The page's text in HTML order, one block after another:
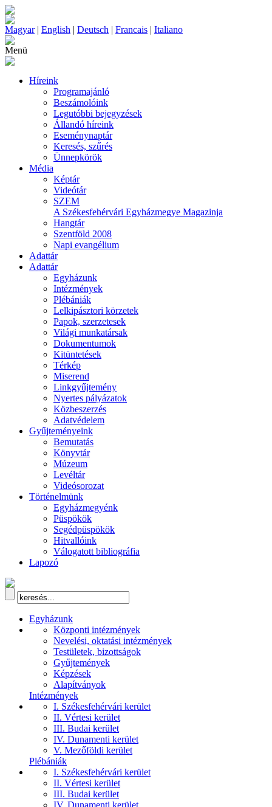
Magyar| English | Deutsch | Francais | Italiano
Menü
Híreink
Programajánló
Beszámolóink
Legutóbbi bejegyzések
Állandó híreink
Eseménynaptár
Keresés, szűrés
Ünnepkörök
Média
Képtár
Videótár
SZEM
A Székesfehérvári Egyházmegye Magazinja
Hangtár
Szentföld 2008
Napi evangélium
Adattár
Adattár
Egyházunk
Intézmények
Plébániák
Lelkipásztori körzetek
Papok, szerzetesek
Világi munkatársak
Dokumentumok
Kitüntetések
Térkép
Miserend
Linkgyűjtemény
Nyertes pályázatok
Közbeszerzés
Adatvédelem
Gyűjteményeink
Bemutatás
Könyvtár
Múzeum
Levéltár
Videósorozat
Történelmünk
Egyházmegyénk
Püspökök
Segédpüspökök
Hitvallóink
Válogatott bibliográfia
Lapozó
Egyházunk
Központi intézmények
Nevelési, oktatási intézmények
Testületek, bizottságok
Gyűjtemények
Képzések
Alapítványok
Intézmények
I. Székesfehérvári kerület
II. Vértesi kerület
III. Budai kerület
IV. Dunamenti kerület
V. Mezőföldi kerület
Plébániák
I. Székesfehérvári kerület
II. Vértesi kerület
III. Budai kerület
IV. Dunamenti kerület